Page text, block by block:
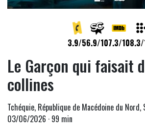
3.9/56.9/107.3/10
Le Garçon qui faisait
collines
Tchéquie, République de Macédoine du Nord,
03/06/2026 · 99 min